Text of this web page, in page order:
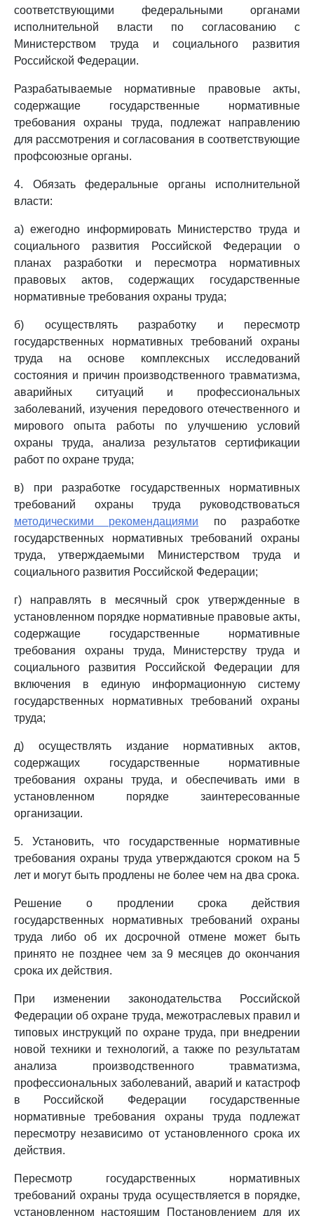
соответствующими федеральными органами
исполнительной власти по согласованию с
Министерством труда и социального развития
Российской Федерации.
Разрабатываемые нормативные правовые акты,
содержащие государственные нормативные
требования охраны труда, подлежат направлению
для рассмотрения и согласования в соответствующие
профсоюзные органы.
4. Обязать федеральные органы исполнительной
власти:
а) ежегодно информировать Министерство труда и
социального развития Российской Федерации о
планах разработки и пересмотра нормативных
правовых актов, содержащих государственные
нормативные требования охраны труда;
б) осуществлять разработку и пересмотр
государственных нормативных требований охраны
труда на основе комплексных исследований
состояния и причин производственного травматизма,
аварийных ситуаций и профессиональных
заболеваний, изучения передового отечественного и
мирового опыта работы по улучшению условий
охраны труда, анализа результатов сертификации
работ по охране труда;
в) при разработке государственных нормативных
требований охраны труда руководствоваться
методическими рекомендациями по разработке
государственных нормативных требований охраны
труда, утверждаемыми Министерством труда и
социального развития Российской Федерации;
г) направлять в месячный срок утвержденные в
установленном порядке нормативные правовые акты,
содержащие государственные нормативные
требования охраны труда, Министерству труда и
социального развития Российской Федерации для
включения в единую информационную систему
государственных нормативных требований охраны
труда;
д) осуществлять издание нормативных актов,
содержащих государственные нормативные
требования охраны труда, и обеспечивать ими в
установленном порядке заинтересованные
организации.
5. Установить, что государственные нормативные
требования охраны труда утверждаются сроком на 5
лет и могут быть продлены не более чем на два срока.
Решение о продлении срока действия
государственных нормативных требований охраны
труда либо об их досрочной отмене может быть
принято не позднее чем за 9 месяцев до окончания
срока их действия.
При изменении законодательства Российской
Федерации об охране труда, межотраслевых правил и
типовых инструкций по охране труда, при внедрении
новой техники и технологий, а также по результатам
анализа производственного травматизма,
профессиональных заболеваний, аварий и катастроф
в Российской Федерации государственные
нормативные требования охраны труда подлежат
пересмотру независимо от установленного срока их
действия.
Пересмотр государственных нормативных
требований охраны труда осуществляется в порядке,
установленном настоящим Постановлением для их